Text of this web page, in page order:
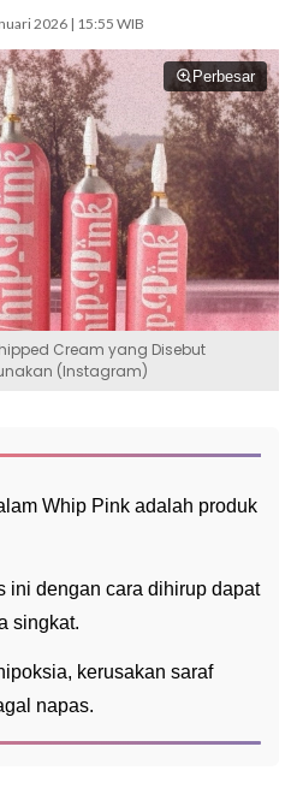
2026 | 15:55 WIB
Perbesar
Cream yang Disebut
(Instagram)
Whip Pink adalah produk
ini dengan cara dihirup dapat
singkat.
kerusakan saraf
napas.